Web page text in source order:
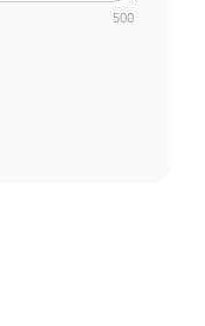
500